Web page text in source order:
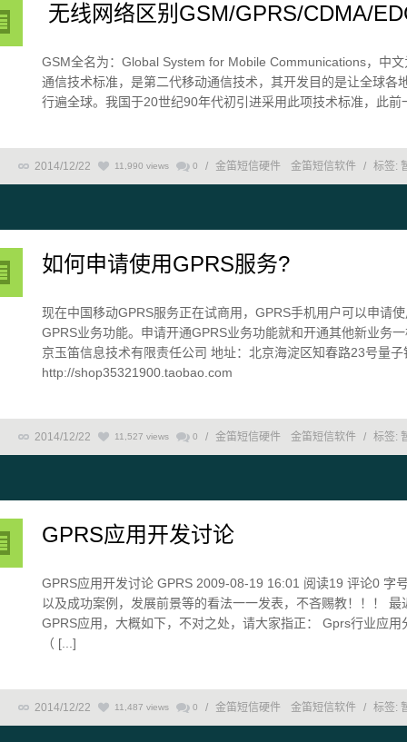
无线网络区别GSM/GPRS/CDMA/
GSM全名为：Global System for Mobile Communications，中
通信技术标准，是第二代移动通信技术，其开发目的是让全球
行遍全球。我国于20世纪90年代初引进采用此项技术标准，此
2014/12/22 11,990 views 0 / 金笛短信硬件 金笛短信软件 / 标签:
如何申请使用GPRS服务?
现在中国移动GPRS服务正在试商用，GPRS手机用户可以申请
GPRS业务功能。申请开通GPRS业务功能就和开通其他新业务
京玉笛信息技术有限责任公司 地址：北京海淀区知春路23号量
http://shop35321900.taobao.com
2014/12/22 11,527 views 0 / 金笛短信硬件 金笛短信软件 / 标签:
GPRS应用开发讨论
GPRS应用开发讨论 GPRS 2009-08-19 16:01 阅读19 评论0 字
以及成功案例，发展前景等的看法一一发表，不吝赐教！！！
GPRS应用，大概如下，不对之处，请大家指正： Gprs行业应
（ [...]
2014/12/22 11,487 views 0 / 金笛短信硬件 金笛短信软件 / 标签: